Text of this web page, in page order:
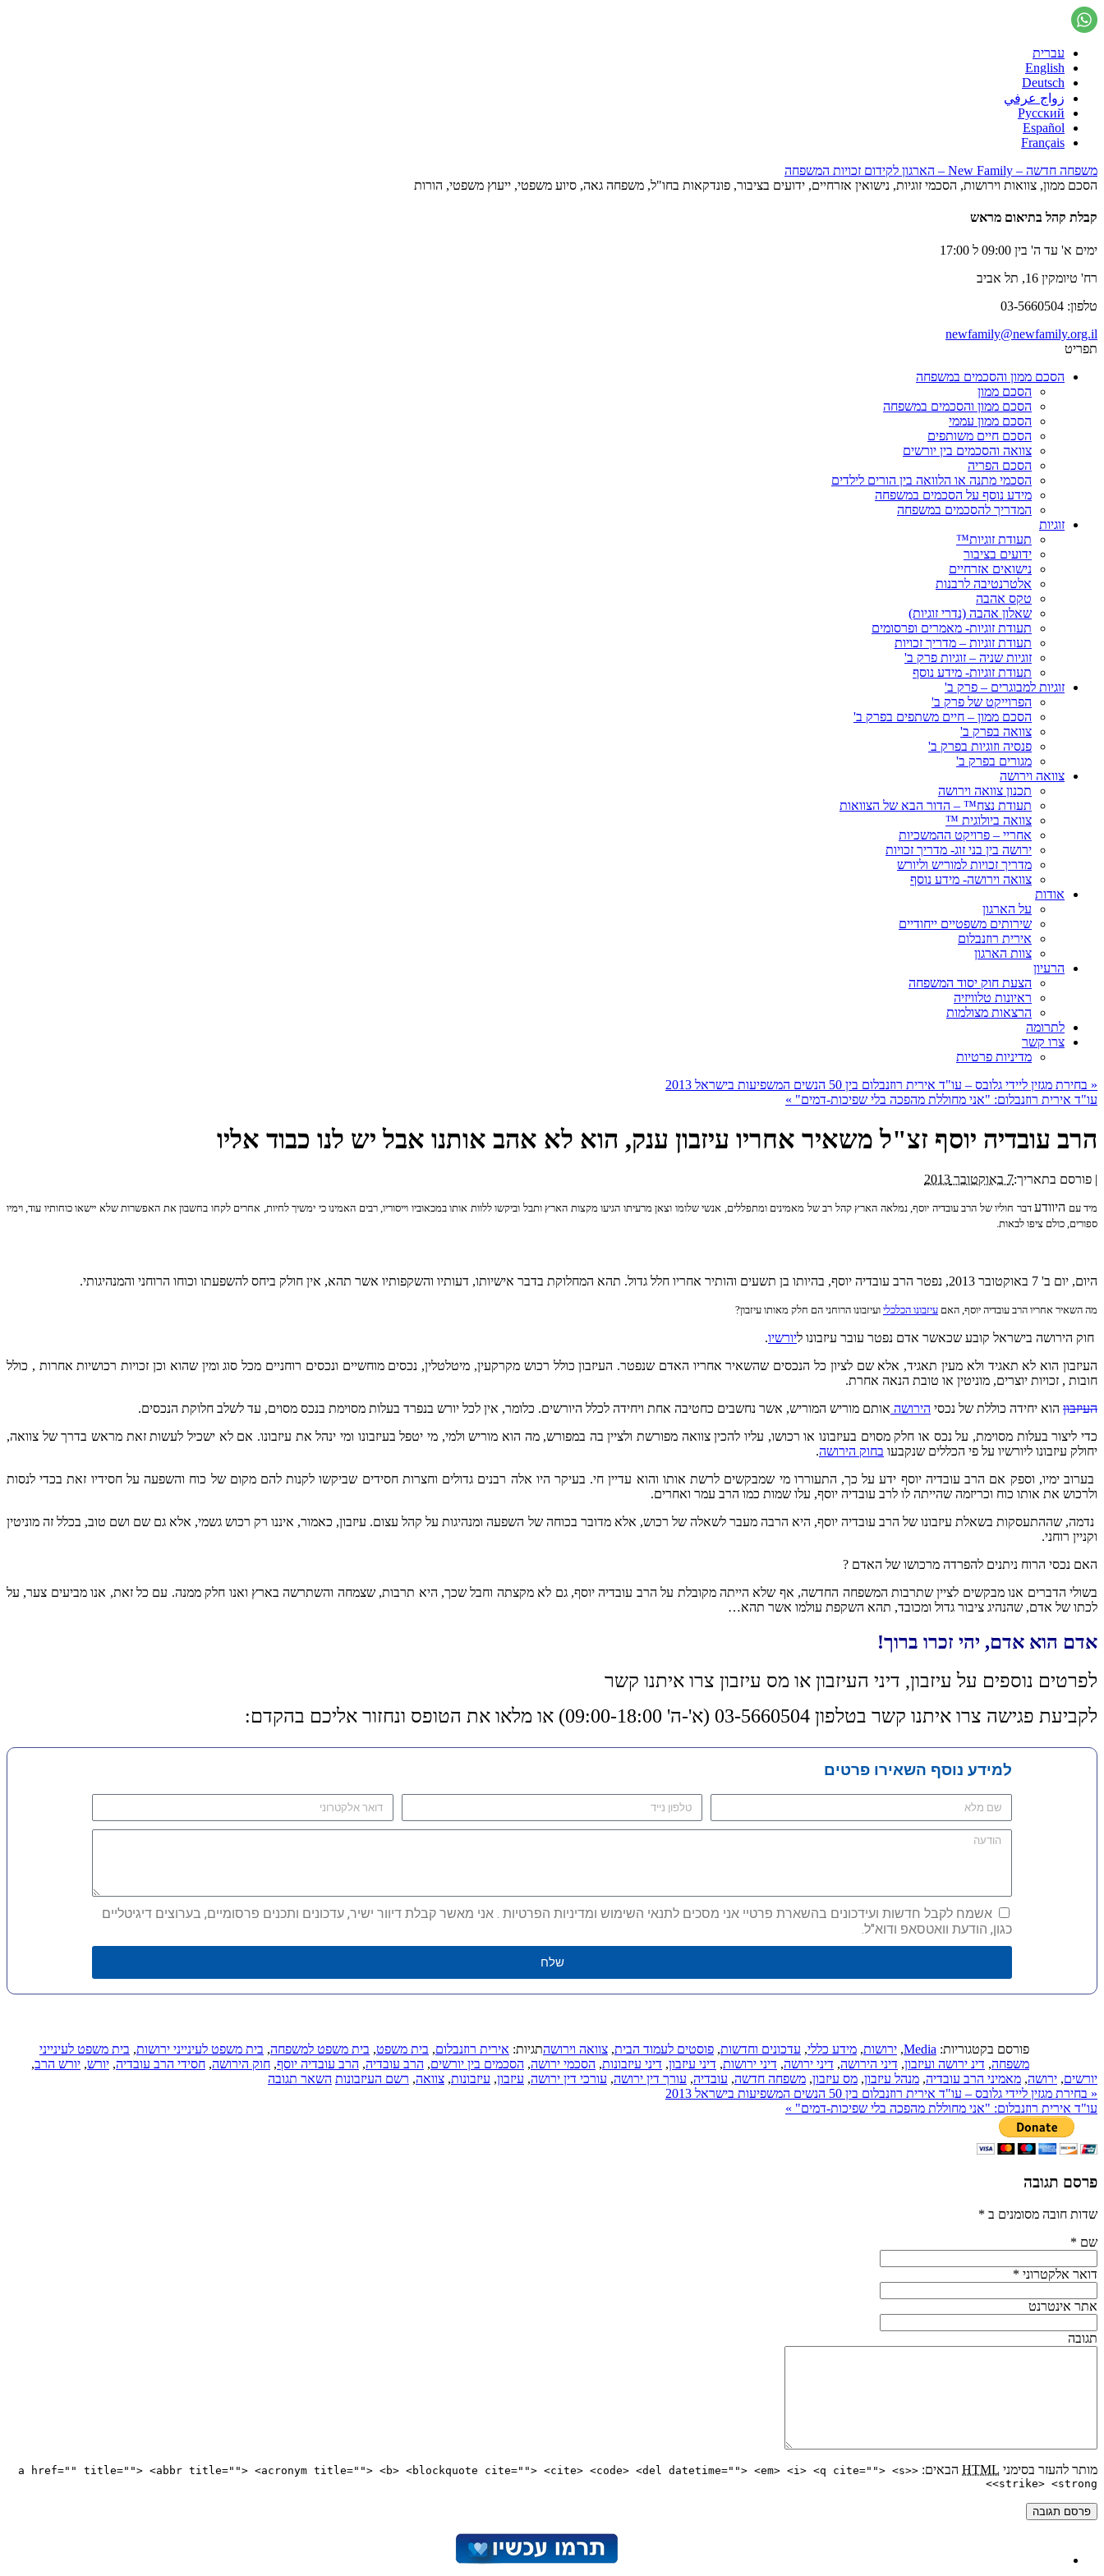
עברית
English
Deutsch
زواج عرفي
Русский
Español
Français
משפחה חדשה – New Family – הארגון לקידום זכויות המשפחה
הסכם ממון, צוואות וירושות, הסכמי זוגיות, נישואין אזרחיים, ידועים בציבור, פונדקאות בחו"ל, משפחה גאה, סיוע משפטי, ייעוץ משפטי, הורות
קבלת קהל בתיאום מראש
ימים א' עד ה' בין 09:00 ל 17:00
רח' טיומקין 16, תל אביב
טלפון: 03-5660504
newfamily@newfamily.org.il
תפריט
הסכם ממון והסכמים במשפחה
הסכם ממון
הסכם ממון והסכמים במשפחה
הסכם ממון עממי
הסכם חיים משותפים
צוואה והסכמים בין יורשים
הסכם הפריה
הסכמי מתנה או הלוואה בין הורים לילדים
מידע נוסף על הסכמים במשפחה
המדריך להסכמים במשפחה
זוגיות
תעודת זוגיות™
ידועים בציבור
נישואים אזרחיים
אלטרנטיבה לרבנות
טקס אהבה
שאלון אהבה (נדרי זוגיות)
תעודת זוגיות- מאמרים ופרסומים
תעודת זוגיות – מדריך זכויות
זוגיות שניה – זוגיות פרק ב'
תעודת זוגיות- מידע נוסף
זוגיות למבוגרים – פרק ב'
הפרוייקט של פרק ב'
הסכם ממון – חיים משתפים בפרק ב'
צוואה בפרק ב'
פנסיה וזוגיות בפרק ב'
מגורים בפרק ב'
צוואה וירושה
תכנון צוואה וירושה
תעודת נצח™ – הדור הבא של הצוואות
צוואה ביולוגית ™
אחריי – פרויקט ההמשכיות
ירושה בין בני זוג- מדריך זכויות
מדריך זכויות למוריש וליורש
צוואה וירושה- מידע נוסף
אודות
על הארגון
שירותים משפטיים ייחודיים
אירית רוזנבלום
צוות הארגון
הרעיון
הצעת חוק יסוד המשפחה
ראיונות טלוויזיה
הרצאות מצולמות
לתרומה
צרו קשר
מדיניות פרטיות
« בחירת מגזין ליידי גלובס – עו"ד אירית רוזנבלום בין 50 הנשים המשפיעות בישראל 2013
עו"ד אירית רוזנבלום: "אני מחוללת מהפכה בלי שפיכות-דמים" »
הרב עובדיה יוסף זצ"ל משאיר אחריו עיזבון ענק, הוא לא אהב אותנו אבל יש לנו כבוד אליו
| פורסם בתאריך:7 באוקטובר 2013
מידעם היוודעדבר חוליו של הרב עובדיה יוסף,נמלאה הארץ קהל רב של מאמינים ומתפללים, אנשי שלומו וצאן מרעיתו הגיעו מקצות הארץ ותבל וביקשו ללוות אותו במכאוביו וייסוריו, רבים האמינו כי ימשיך לחיות, אחרים לקחו בחשבון את האפשרות שלא יישאו כוחותיו עוד, וימיו
ספורים, כולם ציפו לבאות.
היום, יום ב' 7 באוקטובר 2013, נפטר הרב עובדיה יוסף, בהיותו בן תשעים והותיר אחריו חלל גדול. תהא המחלוקת בדבר אישיותו, דעותיו והשקפותיו אשר תהא, אין חולק ביחס להשפעתו וכוחו הרוחני והמנהיגותי.
מה השאיר אחריו הרב עובדיה יוסף, האם עיזבונו הכלכלי ועיזבונו הרוחני הם חלק מאותו עיזבון?
חוק הירושה בישראל קובע שכאשר אדם נפטר עובר עיזבונו ליורשיו.
העיזבון הוא לא תאגיד ולא מעין תאגיד, אלא שם לציון כל הנכסים שהשאיר אחריו האדם שנפטר. העיזבון כולל רכוש מקרקעין, מיטלטלין, נכסים מוחשיים ונכסים רוחניים מכל סוג ומין שהוא וכן זכויות רכושיות אחרות , כולל
חובות , זכויות יוצרים, מוניטין או טובת הנאה אחרת.
העיזבון הוא יחידה כוללת של נכסי הירושה אותם מוריש המוריש, אשר נחשבים כחטיבה אחת ויחידה לכלל היורשים. כלומר, אין לכל יורש בנפרד בעלות מסוימת בנכס מסוים, עד לשלב חלוקת הנכסים.
כדי ליצור בעלות מסוימת, על נכס או חלק מסוים בעיזבונו או רכושו, עליו להכין צוואה מפורשת ולציין בה במפורש, מה הוא מוריש ולמי, מי יטפל בעיזבונו ומי ינהל את עיזבונו. אם לא ישכיל לעשות זאת מראש בדרך של צוואה,
יחולק עיזבונו ליורשיו על פי הכללים שנקבעו בחוק הירושה.
בערוב ימיו, וספק אם הרב עובדיה יוסף ידע על כך, התעוררו מי שמבקשים לרשת אותו והוא עדיין חי. בעיקר היו אלה רבנים גדולים וחצרות חסידים שביקשו לקנות להם מקום של כוח והשפעה על חסידיו זאת בכדי לנסות
ולרכוש את אותו כוח וכריזמה שהייתה לו לרב עובדיה יוסף, עלו שמות כמו הרב עמר ואחרים.
נדמה, שההתעסקות בשאלת עיזבונו של הרב עובדיה יוסף, היא הרבה מעבר לשאלה של רכוש, אלא מדובר בכוחה של השפעה ומנהיגות על קהל עצום. עיזבון, כאמור, איננו רק רכוש גשמי, אלא גם שם ושם טוב, בכלל זה מוניטין
וקניין רוחני.
האם נכסי הרוח ניתנים להפרדה מרכושו של האדם ?
בשולי הדברים אנו מבקשים לציין שתרבות המשפחה החדשה, אף שלא הייתה מקובלת על הרב עובדיה יוסף, גם לא מקצתה וחבל שכך, היא תרבות, שצמחה והשתרשה בארץ ואנו חלק ממנה. עם כל זאת, אנו מביעים צער, על
לכתו של אדם, שהנהיג ציבור גדול ומכובד, תהא השקפת עולמו אשר תהא…
אדם הוא אדם, יהי זכרו ברוך!
לפרטים נוספים על עיזבון, דיני העיזבון או מס עיזבון צרו איתנו קשר
לקביעת פגישה צרו איתנו קשר בטלפון 03-5660504 (א'-ה' 09:00-18:00) או מלאו את הטופס ונחזור אליכם בהקדם:
למידע נוסף השאירו פרטים
אשמח לקבל חדשות ועידכונים בהשארת פרטיי אני מסכים לתנאי השימוש ומדיניות הפרטיות . אני מאשר קבלת דיוור ישיר, עדכונים ותכנים פרסומיים, בערוצים דיגיטליים
כגון, הודעת וואטסאפ ודוא"ל.
שלח
פורסם בקטגוריות: Media
, ירושות, מידע כללי, עדכונים וחדשות, פוסטים לעמוד הבית, צוואה וירושהתגיות: אירית רוזנבלום, בית משפט, בית משפט למשפחה, בית משפט לעינייני ירושות, בית משפט לעינייני
משפחה, דינ ירושה ועיזבון, דיני הירושה, דיני ירושה, דיני ירושות, דיני עיזבון, דיני עיזבונות, הסכמי ירושה, הסכמים בין יורשים, הרב עובדיה, הרב עובדיה יוסף, חוק הירושה, חסידי הרב עובדיה, יורש, יורש הרב,
יורשים, ירושה, מאמיני הרב עובדיה, מנהל עיזבון, מס עיזבון, משפחה חדשה, עובדיה, עורך דין ירושה, עורכי דין ירושה, עיזבון, עיזבונות, צוואה, רשם העיזבונות השאר תגובה
« בחירת מגזין ליידי גלובס – עו"ד אירית רוזנבלום בין 50 הנשים המשפיעות בישראל 2013
עו"ד אירית רוזנבלום: "אני מחוללת מהפכה בלי שפיכות-דמים" »
פרסם תגובה
שדות חובה מסומנים ב *
שם *
דואר אלקטרוני *
אתר אינטרנט
תגובה
מותר להעזר בסימני HTML הבאים:
<a href="" title=""> <abbr title=""> <acronym title=""> <b> <blockquote cite=""> <cite> <code> <del datetime=""> <em> <i> <q cite=""> <s>
<strike> <strong>